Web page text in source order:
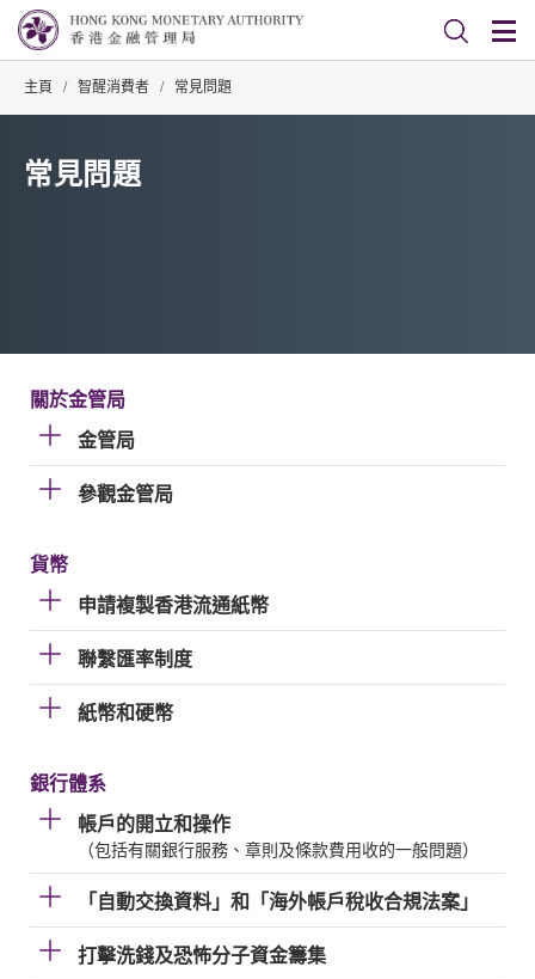
主頁 / 智醒消費者 / 常見問題
常見問題
關於金管局
金管局
參觀金管局
貨幣
申請複製香港流通紙幣
聯繫匯率制度
紙幣和硬幣
銀行體系
帳戶的開立和操作
（包括有關銀行服務、章則及條款費用收的一般問題）
「自動交換資料」和「海外帳戶稅收合規法案」
打擊洗錢及恐怖分子資金籌集